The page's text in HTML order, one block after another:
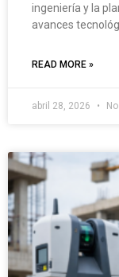
ingeniería y la
avances
READ MORE »
abril 28, 2026